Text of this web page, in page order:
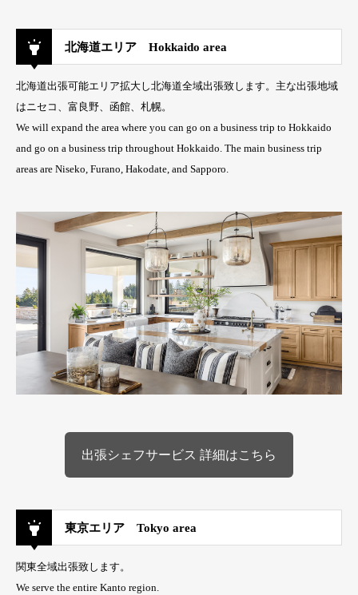
北海道エリア Hokkaido area
北海道出張可能エリア拡大し北海道全域出張致します。主な出張地域
はニセコ、富良野、函館、札幌。
We will expand the area where you can go on a business trip to Hokkaido
and go on a business trip throughout Hokkaido. The main business trip
areas are Niseko, Furano, Hakodate, and Sapporo.
出張シェフサービス 詳細はこちら
東京エリア Tokyo area
関東全域出張致します。
We serve the entire Kanto region.